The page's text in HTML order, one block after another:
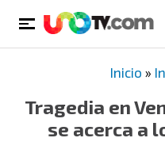
Inicio »
Tragedia en
se acerca a